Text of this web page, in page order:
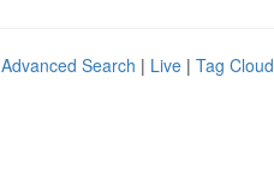
Advanced Search | Live | Tag Cloud